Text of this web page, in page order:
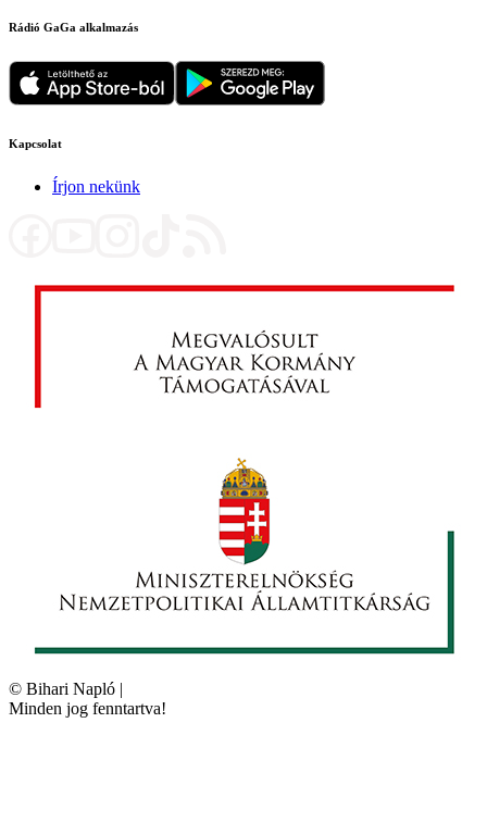
Rádió GaGa alkalmazás
Kapcsolat
Írjon nekünk
© Bihari Napló |
Minden jog fenntartva!